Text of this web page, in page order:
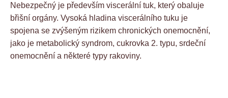
Nebezpečný je především viscerální tuk, který obaluje
břišní orgány. Vysoká hladina viscerálního tuku je
spojena se zvýšeným rizikem chronických onemocnění,
jako je metabolický syndrom, cukrovka 2. typu, srdeční
onemocnění a některé typy rakoviny.